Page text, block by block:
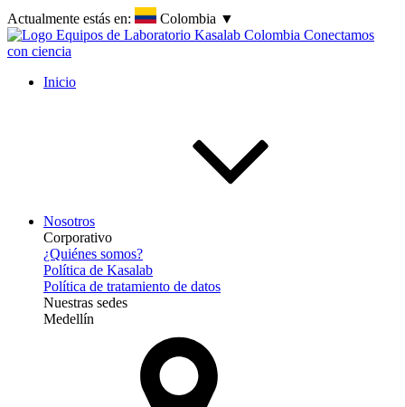
Actualmente estás en: Colombia ▼
Inicio
Nosotros
Corporativo
¿Quiénes somos?
Política de Kasalab
Política de tratamiento de datos
Nuestras sedes
Medellín